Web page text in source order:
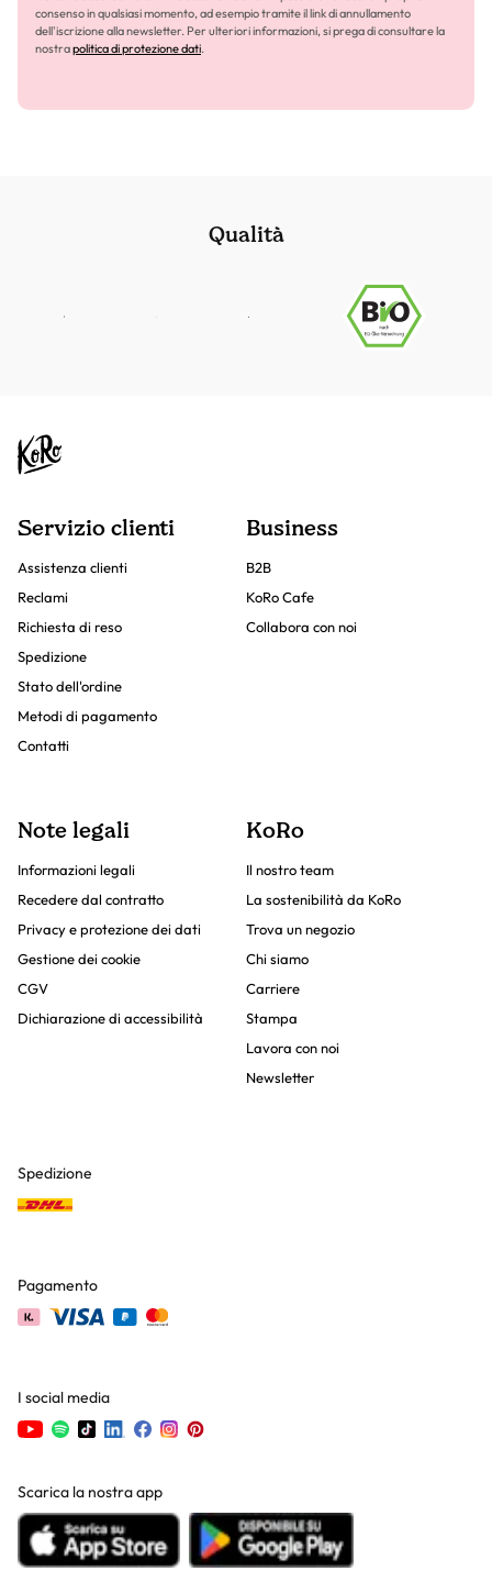
consenso in qualsiasi momento, ad esempio tramite il link di annullamento
dell'iscrizione alla newsletter. Per ulteriori informazioni, si prega di consultare la
nostrapolitica di protezione dati.
Qualità
Servizio clienti
Assistenza clienti
Reclami
Richiesta di reso
Spedizione
Stato dell'ordine
Metodi di pagamento
Contatti
Business
B2B
KoRo Cafe
Collabora con noi
Note legali
Informazioni legali
Recedere dal contratto
Privacy e protezione dei dati
Gestione dei cookie
CGV
Dichiarazione di accessibilità
KoRo
Il nostro team
La sostenibilità da KoRo
Trova un negozio
Chi siamo
Carriere
Stampa
Lavora con noi
Newsletter
Spedizione
Pagamento
I social media
Scarica la nostra app